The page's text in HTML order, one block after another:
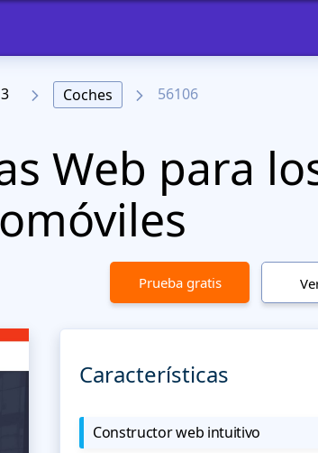
Coches 56106
Web para
Prueba gratis
Características
Constructor web intuitivo